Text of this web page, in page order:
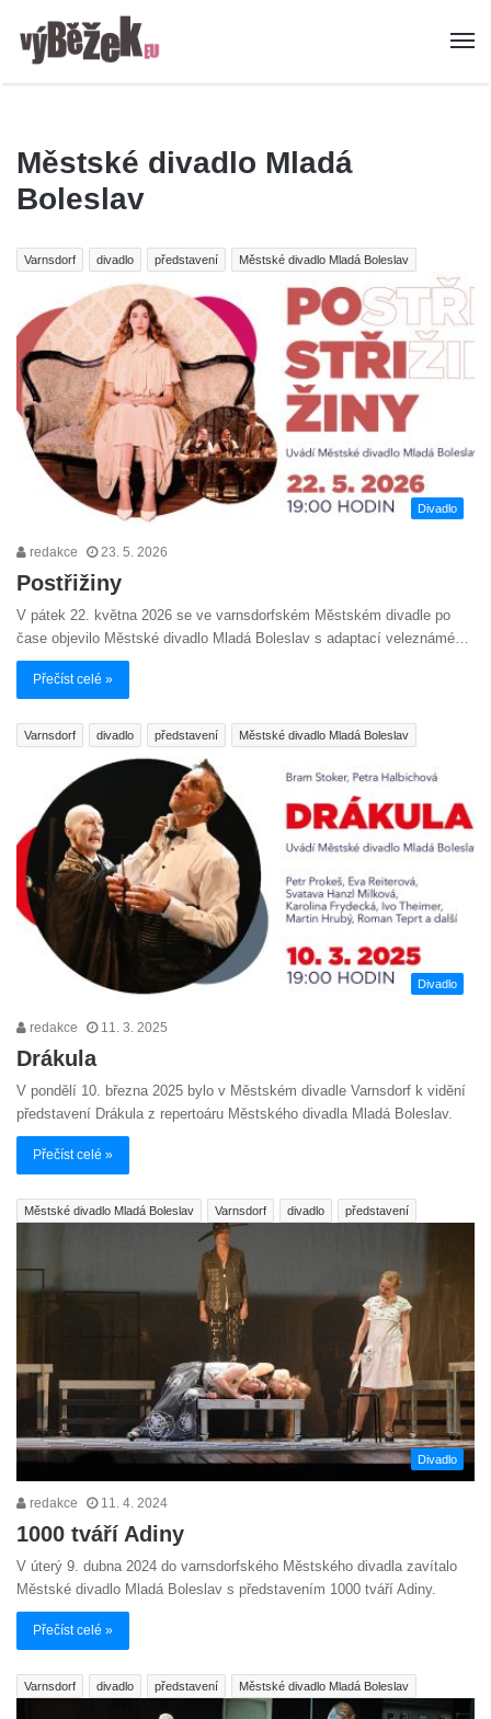
Městské divadlo Mladá
Boleslav
Varnsdorf divadlo představení Městské divadlo Mladá Boleslav
Divadlo
redakce 23. 5. 2026
Postřižiny
V pátek 22. května 2026 se ve varnsdorfském Městském divadle po
čase objevilo Městské divadlo Mladá Boleslav s adaptací veleznámé…
Přečíst celé »
Varnsdorf divadlo představení Městské divadlo Mladá Boleslav
Divadlo
redakce 11. 3. 2025
Drákula
V pondělí 10. března 2025 bylo v Městském divadle Varnsdorf k vidění
představení Drákula z repertoáru Městského divadla Mladá Boleslav.
Přečíst celé »
Městské divadlo Mladá Boleslav Varnsdorf divadlo představení
Divadlo
redakce 11. 4. 2024
1000 tváří Adiny
V úterý 9. dubna 2024 do varnsdorfského Městského divadla zavítalo
Městské divadlo Mladá Boleslav s představením 1000 tváří Adiny.
Přečíst celé »
Varnsdorf divadlo představení Městské divadlo Mladá Boleslav